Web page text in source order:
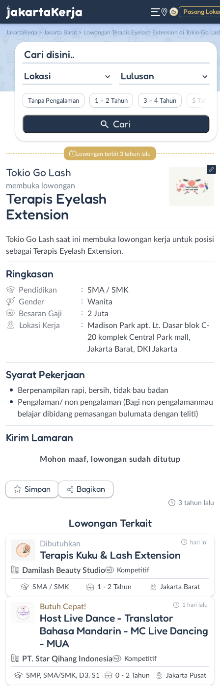
Pasang
Gelap
JakartaKerja > Jakarta Barat > Lowongan Terapis Eyelash Extension di Tokio Go
Lokasi Lulusan
Tanpa Pengalaman 1 – 2 Tahun 3 – 4 Tahun 5 Tahun
Lowongan terbit 3 tahun lalu
Tokio Go Lash
membuka lowongan
Terapis Eyelash
Extension
Tokio Go Lash saat ini membuka lowongan kerja untuk posisi
sebagai Terapis Eyelash Extension.
Ringkasan
Pendidikan :
SMA / SMK
Gender
:
Wanita
Besaran Gaji
:
2 Juta
Lokasi Kerja
:
Madison Park apt. Lt. Dasar blok C-
20 komplek Central Park mall,
Jakarta Barat, DKI Jakarta
Syarat Pekerjaan
Berpenampilan rapi, bersih, tidak bau badan
Pengalaman/ non pengalaman (Bagi non pengalamanmau
belajar dibidang pemasangan bulumata dengan teliti)
Kirim Lamaran
Mohon maaf, lowongan sudah ditutup
Simpan Bagikan
3 tahun lalu
Lowongan Terkait
Dibutuhkan
Terapis Kuku & Lash Extension
Damilash Beauty Studio Kompetitif
SMA / SMK 1 - 2 Tahun Jakarta Barat
hari ini
Butuh Cepat!
Host Live Dance - Translator
Bahasa Mandarin - MC Live Dancing
- MUA
PT. Star Qihang Indonesia Kompetitif
SMP, SMA/SMK, D3, S1 0 - 2 Tahun Jakarta Pusat
1 hari lalu